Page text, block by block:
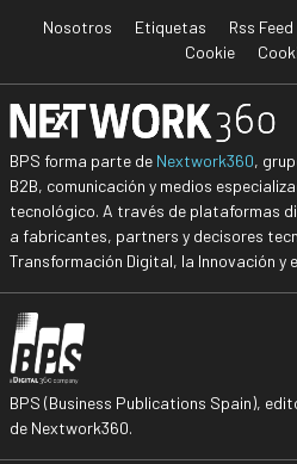
Nosotros Etiquetas Rss Feed
Cookie
BPS forma parte de Nextwork360,
B2B, comunicación y medios
tecnológico. A través de plataformas
a fabricantes, partners y decisores
Transformación Digital, la Innovación y
BPS (Business Publications Spain),
de Nextwork360.